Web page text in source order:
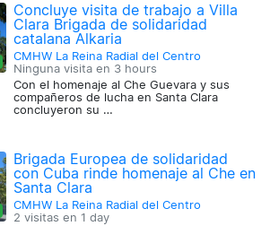
Concluye visita de trabajo a Villa
Clara Brigada de solidaridad
catalana Alkaria
CMHW La Reina Radial del Centro
Ninguna visita en 3 hours
Con el homenaje al Che Guevara y sus
compañeros de lucha en Santa Clara
concluyeron su …
Brigada Europea de solidaridad
con Cuba rinde homenaje al Che en
Santa Clara
CMHW La Reina Radial del Centro
2 visitas en 1 day